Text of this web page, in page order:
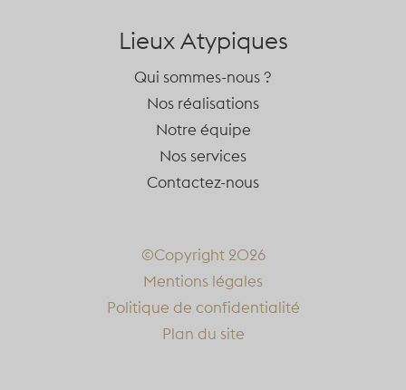
Lieux Atypiques
Qui sommes-nous ?
Nos réalisations
Notre équipe
Nos services
Contactez-nous
©Copyright 2026
Mentions légales
Politique de confidentialité
Plan du site